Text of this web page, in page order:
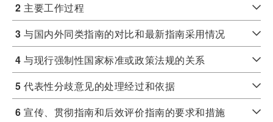
2 主要工作过程
3与国内外同类指南的对比和最新指南采用情况
4与现行强制性国家标准或政策法规的关系
5代表性分歧意见的处理经过和依据
6宣传、贯彻指南和后效评价指南的要求和措施